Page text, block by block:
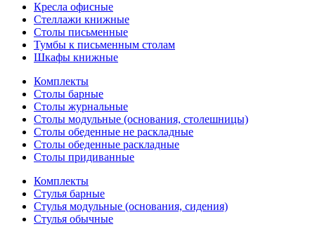
Кресла офисные
Стеллажи книжные
Столы письменные
Тумбы к письменным столам
Шкафы книжные
Комплекты
Столы барные
Столы журнальные
Столы модульные (основания, столешницы)
Столы обеденные не раскладные
Столы обеденные раскладные
Столы придиванные
Комплекты
Стулья барные
Стулья модульные (основания, сидения)
Стулья обычные